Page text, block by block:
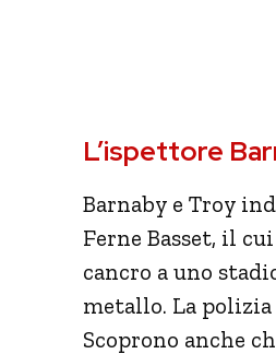
L’ispettore
Barnaby e Troy
Ferne Basset, il
cancro a uno
metallo. La
Scoprono anche